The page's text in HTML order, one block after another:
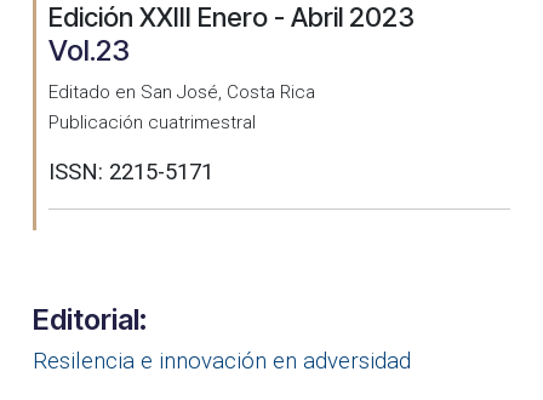
Edición XXIII Enero - Abril 2023
Vol.23
Editado en San José, Costa Rica
Publicación cuatrimestral
ISSN: 2215-5171
Editorial:
Resilencia e innovación en adversidad